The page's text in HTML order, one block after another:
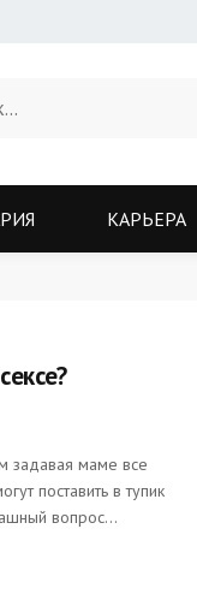
КАРЬЕРА
задавая маме все
поставить в тупик
вопрос...